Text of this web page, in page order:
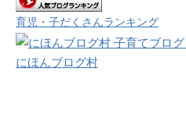
育児・子だくさんランキング
にほんブログ村